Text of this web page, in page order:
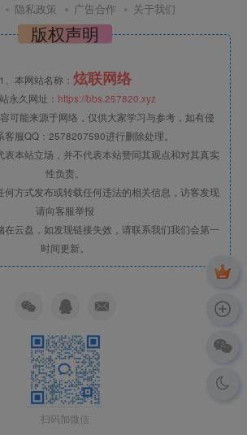
隐私政策 广告合作 关于我们
版权声明
1、本网站名称： 炫联网络
永久网址： https://bbs.257820.xyz
可能来源于网络，仅供大家学习与参考，如有侵
客服QQ：2578207590进行删除处理。
表本站立场，并不代表本站赞同其观点和对其真实
性负责。
何方式发布或转载任何违法的相关信息，访客发现
请向客服举报
在云盘，如发现链接失效，请联系我们我们会第一
时间更新。
扫码加微信